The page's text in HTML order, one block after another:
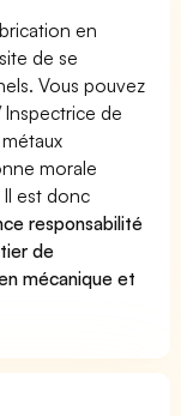
en
de se
Vous pouvez
de
morale
Il est donc
responsabilité
de
mécanique et